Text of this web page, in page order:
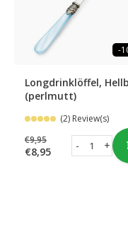
-
Longdrinklöffel,
(perlmutt)
(2) Review(s)
€9,95
€8,95 +
-